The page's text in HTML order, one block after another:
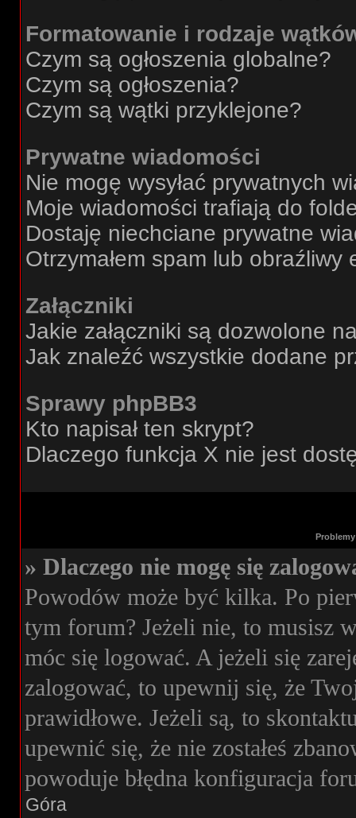
Formatowanie i rodzaje
Czym są ogłoszenia globalne?
Czym są ogłoszenia?
Czym są wątki przyklejone?
Prywatne wiadomości
Nie mogę wysyłać prywatnych
Moje wiadomości trafiają do
Dostaję niechciane prywatne
Otrzymałem spam lub
Załączniki
Jakie załączniki są dozwolone
Jak znaleźć wszystkie dodane
Sprawy phpBB3
Kto napisał ten skrypt?
Dlaczego funkcja X nie jest
» Dlaczego nie mogę się
Powodów może być kilka. Po
tym forum? Jeżeli nie, to musisz
móc się logować. A jeżeli się
zalogować, to upewnij się, że
prawidłowe. Jeżeli są, to
upewnić się, że nie zostałeś
powoduje błędna konfiguracja
Góra